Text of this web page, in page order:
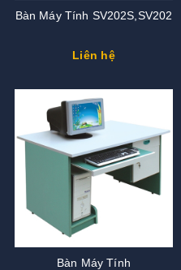
Bàn Máy Tính SV202S,SV202
Liên hệ
Bàn Máy Tính